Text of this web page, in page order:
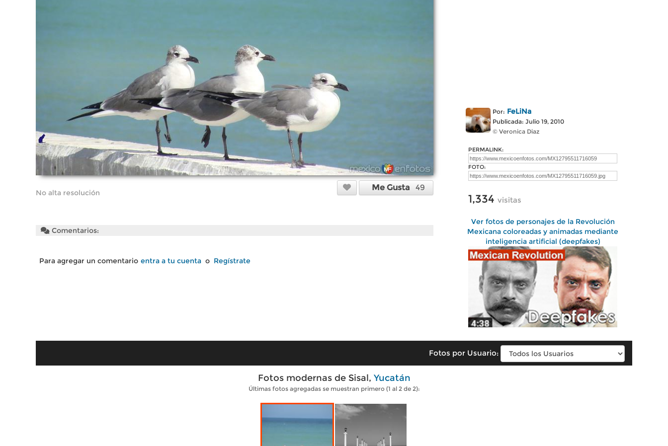
No alta resolución
Me Gusta 49
Comentarios:
Para agregar un comentario entra a tu cuenta o Regístrate
Por: FeLiNa
Publicada: Julio 19, 2010
© Veronica Diaz
PERMALINK:
FOTO:
1,334 visitas
Ver fotos de personajes de la Revolución
Mexicana coloreadas y animadas mediante
inteligencia artificial (deepfakes)
Fotos por Usuario:
Fotos modernas de Sisal, Yucatán
Últimas fotos agregadas se muestran primero (1 al 2 de 2):